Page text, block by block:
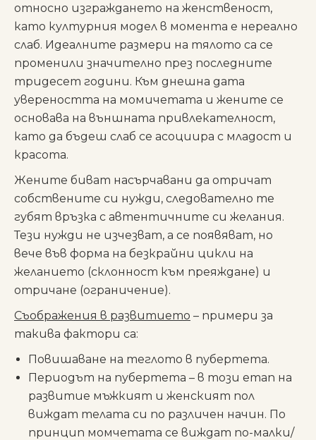
относно изграждането на женственост,
като културния модел в момента е нереално
слаб. Идеалните размери на тялото са се
променили значително през последните
тридесет години. Към днешна дата
увереността на момичетата и жените се
основава на външната привлекателност,
като да бъдеш слаб се асоциира с младост и
красота.
Жените биват насърчавани да отричат
собствените си нужди, следователно те
губят връзка с автентичните си желания.
Тези нужди не изчезват, а се появяват, но
вече във форма на безкрайни цикли на
желанието (склонност към преяждане) и
отричане (ограничение).
Съображения в развитието – примери за
такива фактори са:
Повишаване на теглото в пубертета.
Периодът на пубертета – в този етап на
развитие мъжкият и женският пол
виждат телата си по различен начин. По
принцип момчетата се виждат по-малки/